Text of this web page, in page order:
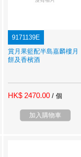
9171139E
賞月果籃配半島嘉麟樓月
餅及香檳酒
HK$ 2470.00 / 個
加入購物車